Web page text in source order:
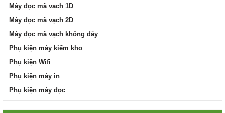
Máy đọc mã vach 1D
Máy đọc mã vạch 2D
Máy đọc mã vạch không dây
Phụ kiện máy kiểm kho
Phụ kiện Wifi
Phụ kiện máy in
Phụ kiện máy đọc